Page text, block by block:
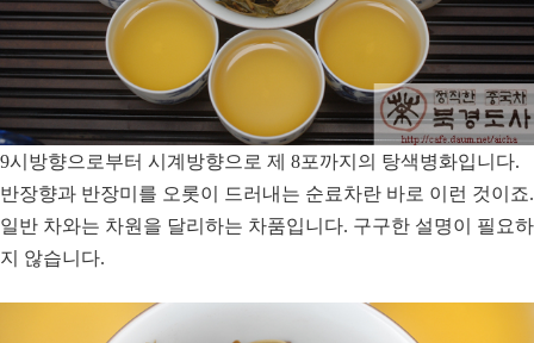
9시방향으로부터 시계방향으로 제 8포까지의 탕색병화입니다.
반장향과 반장미를 오롯이 드러내는 순료차란 바로 이런 것이죠.
일반 차와는 차원을 달리하는 차품입니다. 구구한 설명이 필요하
지 않습니다.